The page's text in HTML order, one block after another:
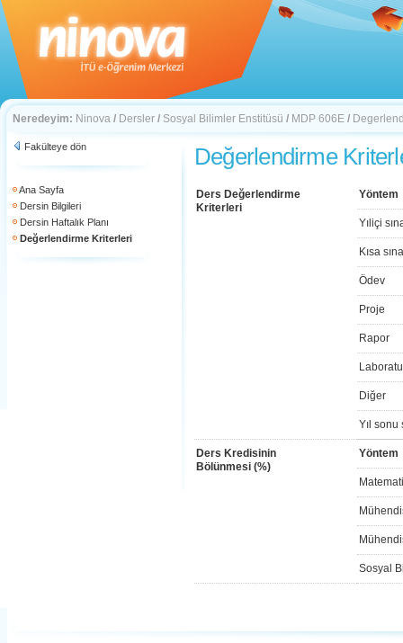
Neredeyim: Ninova / Dersler / Sosyal Bilimler Enstitüsü / MDP 606E /
Fakülteye dön
Ana Sayfa
Dersin Bilgileri
Dersin Haftalık Planı
Değerlendirme Kriterleri
Değerlendirme
Ders Değerlendirme
Kriterleri
Yöntem
Yıliçi
Kısa
Ödev
Proje
Rapor
Diğer
Yıl sonu
Ders Kredisinin
Bölünmesi (%)
Yöntem
Sosyal